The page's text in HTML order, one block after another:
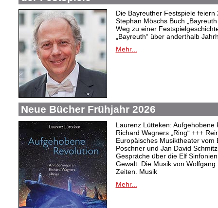
Die Bayreuther Festspiele
Stephan Möschs Buch
Weg zu einer
„Bayreuth“ über anderthalb
Mehr...
Neue Bücher Frühjahr 2026
Laurenz Lütteken: Aufgehobene
Richard Wagners „Ring“ +++
Europäisches Musiktheater vom
Poschner und Jan David
Gespräche über die Elf
Gewalt. Die Musik von
Zeiten. Musik
Mehr...